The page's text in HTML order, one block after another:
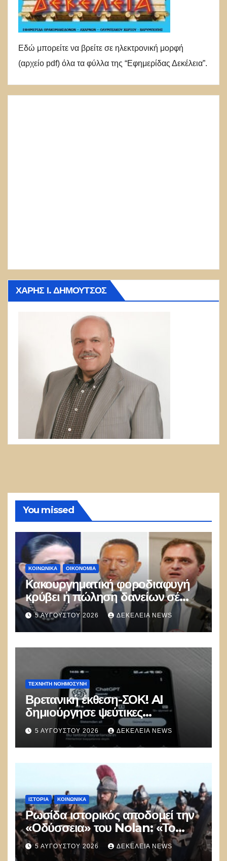
Εδώ μπορείτε να βρείτε σε ηλεκτρονική μορφή
(αρχείο pdf) όλα τα φύλλα της “Εφημερίδας Δεκέλεια”.
ΧΆΡΗΣ Ι. ΔΗΜΟΎΤΣΟΣ
You missed
ΚΟΙΝΩΝΙΚΑ ΟΙΚΟΝΟΜΙΑ
Κακουργηματική φοροδιαφυγή
κρύβει ἡ πώληση δανείων σέ
funds
5 ΑΥΓΟΎΣΤΟΥ 2026 ΔΕΚΈΛΕΙΑ NEWS
ΤΕΧΝΗΤΉ ΝΟΗΜΟΣΎΝΗ
Βρετανική έκθεση-ΣΟΚ! AI
δημιούργησε ψεύτικες
ταυτότητες και επιχείρησε να
εξαπατήσει προγραμματιστές σε
δοκιμή κυβερνοασφάλειας
5 ΑΥΓΟΎΣΤΟΥ 2026 ΔΕΚΈΛΕΙΑ NEWS
ΙΣΤΟΡΊΑ ΚΟΙΝΩΝΙΚΑ
Ρωσίδα ιστορικός αποδομεί την
«Οδύσσεια» του Nolan: «Το
Hollywood δημιουργεί στρεβλή
εικόνα για την Αρχαία Ελλάδα»
5 ΑΥΓΟΎΣΤΟΥ 2026 ΔΕΚΈΛΕΙΑ NEWS